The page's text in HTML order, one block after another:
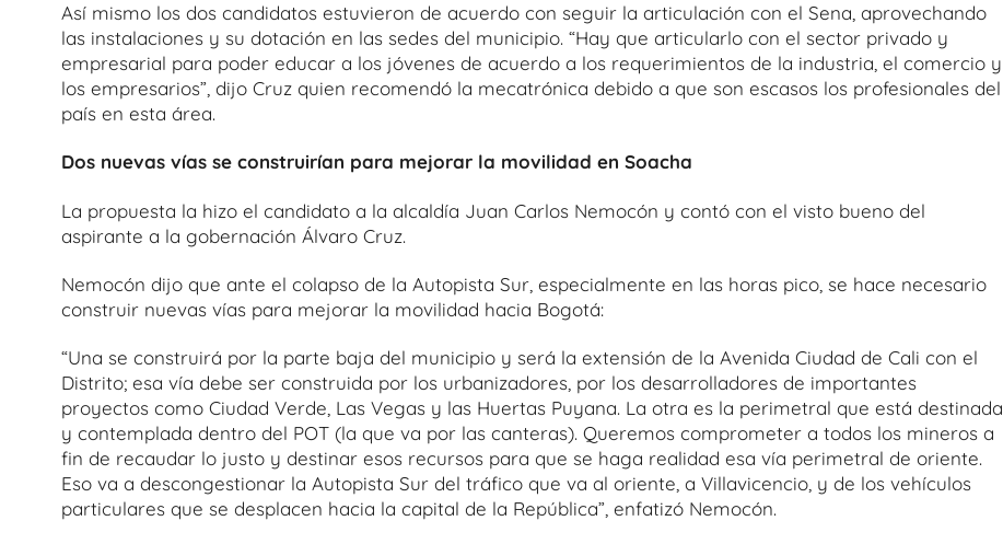
Así mismo los dos candidatos estuvieron de acuerdo con seguir la articulación con el Sena, aprovechando
las instalaciones y su dotación en las sedes del municipio. “Hay que articularlo con el sector privado y
empresarial para poder educar a los jóvenes de acuerdo a los requerimientos de la industria, el comercio y
los empresarios”, dijo Cruz quien recomendó la mecatrónica debido a que son escasos los profesionales del
país en esta área.
Dos nuevas vías se construirían para mejorar la movilidad en Soacha
La propuesta la hizo el candidato a la alcaldía Juan Carlos Nemocón y contó con el visto bueno del
aspirante a la gobernación Álvaro Cruz.
Nemocón dijo que ante el colapso de la Autopista Sur, especialmente en las horas pico, se hace necesario
construir nuevas vías para mejorar la movilidad hacia Bogotá:
“Una se construirá por la parte baja del municipio y será la extensión de la Avenida Ciudad de Cali con el
Distrito; esa vía debe ser construida por los urbanizadores, por los desarrolladores de importantes
proyectos como Ciudad Verde, Las Vegas y las Huertas Puyana. La otra es la perimetral que está destinada
y contemplada dentro del POT (la que va por las canteras). Queremos comprometer a todos los mineros a
fin de recaudar lo justo y destinar esos recursos para que se haga realidad esa vía perimetral de oriente.
Eso va a descongestionar la Autopista Sur del tráfico que va al oriente, a Villavicencio, y de los vehículos
particulares que se desplacen hacia la capital de la República”, enfatizó Nemocón.